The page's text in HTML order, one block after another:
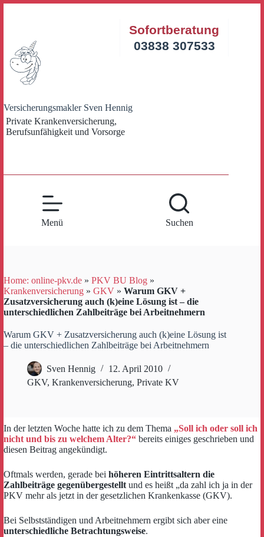
Versicherungsmakler Sven Hennig
Private Krankenversicherung,
Berufsunfähigkeit und Vorsorge
Sofortberatung
03838 307533
Menü Suchen
Home: online-pkv.de » PKV BU Blog »
Krankenversicherung » GKV » Warum GKV +
Zusatzversicherung auch (k)eine Lösung ist – die
unterschiedlichen Zahlbeiträge bei Arbeitnehmern
Warum GKV + Zusatzversicherung auch (k)eine Lösung ist
– die unterschiedlichen Zahlbeiträge bei Arbeitnehmern
Sven Hennig
12. April 2010
GKV, Krankenversicherung, Private KV
In der letzten Woche hatte ich zu dem Thema „Soll ich oder soll ich
nicht und bis zu welchem Alter?“ bereits einiges geschrieben und
diesen Beitrag angekündigt.
Oftmals werden, gerade bei höheren Eintrittsaltern die
Zahlbeiträge gegenübergestellt und es heißt „da zahl ich ja in der
PKV mehr als jetzt in der gesetzlichen Krankenkasse (GKV).
Bei Selbstständigen und Arbeitnehmern ergibt sich aber eine
unterschiedliche Betrachtungsweise.